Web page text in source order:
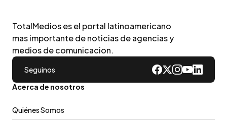
TotalMedios es el portal latinoamericano
mas importante de noticias de agencias y
medios de comunicacion.
Seguinos
Acerca de nosotros
Quiénes Somos